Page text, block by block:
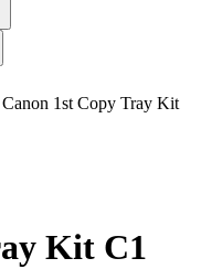
Canon 1st Copy Tray Kit
Kit C1